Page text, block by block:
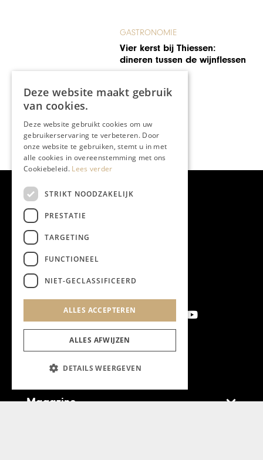
GASTRONOMIE
Vier kerst bij Thiessen:
dineren tussen de wijnflessen
Aanmelden nieuwsbrief
Magazine
Deze website maakt gebruik
van cookies.
Deze website gebruikt cookies om uw
gebruikerservaring te verbeteren. Door
onze website te gebruiken, stemt u in met
alle cookies in overeenstemming met ons
Cookiebeleid. Lees verder
STRIKT NOODZAKELIJK
PRESTATIE
TARGETING
FUNCTIONEEL
NIET-GECLASSIFICEERD
ALLES ACCEPTEREN
ALLES AFWIJZEN
DETAILS WEERGEVEN